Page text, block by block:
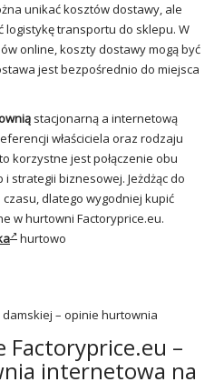
unikać kosztów dostawy, ale
logistykę transportu do sklepu. W
online, koszty dostawy mogą być
jest bezpośrednio do miejsca
stacjonarną a internetową
właściciela oraz rodzaju
korzystne jest połączenie obu
strategii biznesowej. Jeżdżąc do
dlatego wygodniej kupić
w hurtowni Factoryprice.eu.
hurtowo
– opinie hurtownia
–
internetowa na